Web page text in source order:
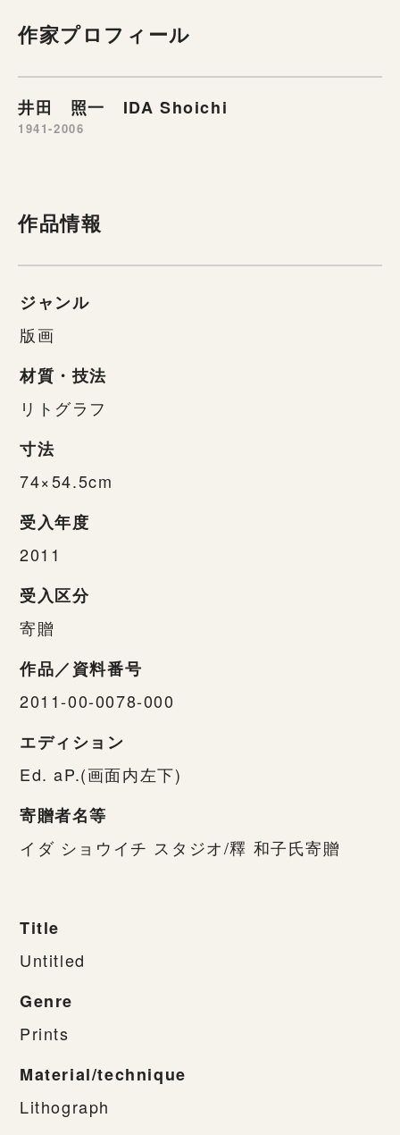
作家プロフィール
井田 照一 IDA Shoichi
1941-2006
作品情報
ジャンル
版画
材質・技法
リトグラフ
寸法
74×54.5cm
受入年度
2011
受入区分
寄贈
作品／資料番号
2011-00-0078-000
エディション
Ed. aP.(画面内左下)
寄贈者名等
イダ ショウイチ スタジオ/釋 和子氏寄贈
Title
Untitled
Genre
Prints
Material/technique
Lithograph